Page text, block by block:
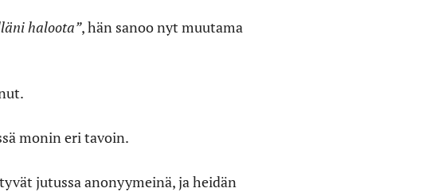
haloota”, hän sanoo nyt muutama
monin eri tavoin.
jutussa anonyymeinä, ja heidän